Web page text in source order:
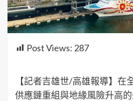
Post Views: 287
【記者吉雄世/高雄報導】在
供應鏈重組與地緣風險升高